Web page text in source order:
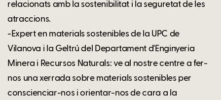
relacionats amb la sostenibilitat i la seguretat de les
atraccions.
-Expert en materials sostenibles de la UPC de
Vilanova i la Geltrú del Departament d'Enginyeria
Minera i Recursos Naturals: ve al nostre centre a fer-
nos una xerrada sobre materials sostenibles per
conscienciar-nos i orientar-nos de cara a la